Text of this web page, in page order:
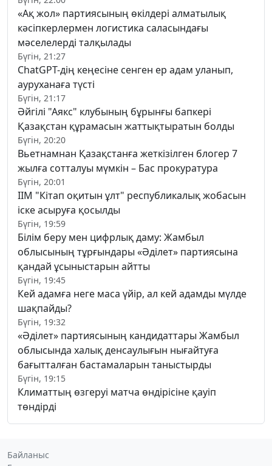
«Ақ жол» партиясының өкілдері алматылық
кәсіпкерлермен логистика саласындағы
мәселелерді талқылады
Бүгін, 21:27
ChatGPT-дің кеңесіне сенген ер адам уланып,
ауруханаға түсті
Бүгін, 21:17
Әйгілі "Аякс" клубының бұрынғы бапкері
Қазақстан құрамасын жаттықтыратын болды
Бүгін, 20:20
Вьетнамнан Қазақстанға жеткізілген блогер 7
жылға сотталуы мүмкін – Бас прокуратура
Бүгін, 20:01
ІІМ "Кітап оқитын ұлт" республикалық жобасын
іске асыруға қосылды
Бүгін, 19:59
Білім беру мен цифрлық даму: Жамбыл
облысының тұрғындары «Әділет» партиясына
қандай ұсыныстарын айтты
Бүгін, 19:45
Кей адамға неге маса үйір, ал кей адамды мүлде
шақпайды?
Бүгін, 19:32
«Әділет» партиясының кандидаттары Жамбыл
облысында халық денсаулығын нығайтуға
бағытталған бастамаларын таныстырды
Бүгін, 19:15
Климаттың өзгеруі матча өндірісіне қауіп
төндірді
Байланыс